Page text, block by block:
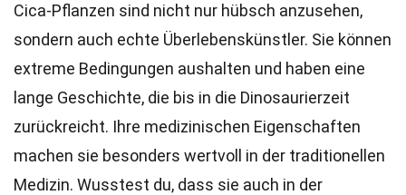
Cica-Pflanzen sind nicht nur hübsch anzusehen,
sondern auch echte Überlebenskünstler. Sie können
extreme Bedingungen aushalten und haben eine
lange Geschichte, die bis in die Dinosaurierzeit
zurückreicht. Ihre medizinischen Eigenschaften
machen sie besonders wertvoll in der traditionellen
Medizin. Wusstest du, dass sie auch in der